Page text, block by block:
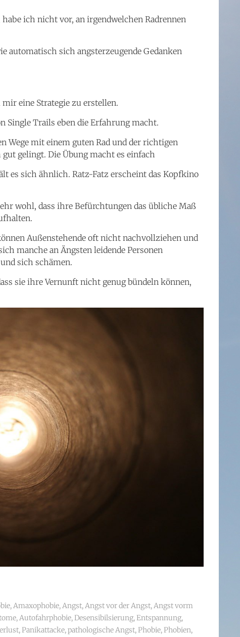
ich nicht vor, an irgendwelchen Radrennen
automatisch sich angsterzeugende Gedanken
eine Strategie zu erstellen.
Single Trails eben die Erfahrung macht.
Wege mit einem guten Rad und der richtigen
gelingt. Die Übung macht es einfach
es sich ähnlich. Ratz-Fatz erscheint das Kopfkino
wohl, dass ihre Befürchtungen das übliche Maß
Außenstehende oft nicht nachvollziehen und
manche an Ängsten leidende Personen
sich schämen.
sie ihre Vernunft nicht genug bündeln können,
,Amaxophobie,Angst,Angst vor der Angst,Angst vorm
,Autofahrphobie,Desensibilsierung,Entspannung,
,Panikattacke,pathologische Angst,Phobie,Phobien,